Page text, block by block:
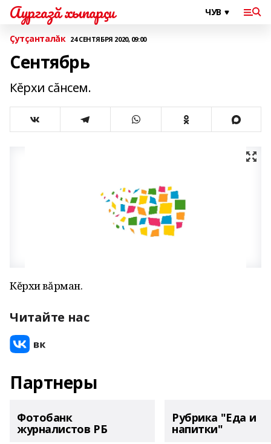
Аургазă хыпарçи
Çутçанталăк 24 СЕНТЯБРЯ 2020, 09:00
Сентябрь
Кĕрхи сăнсем.
Кĕрхи вăрман.
Читайте нас
Партнеры
Фотобанк
журналистов РБ
Рубрика "Еда и
напитки"